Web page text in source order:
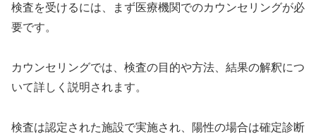
検査を受けるには、まず医療機関でのカウンセリングが必
要です。
カウンセリングでは、検査の目的や方法、結果の解釈につ
いて詳しく説明されます。
検査は認定された施設で実施され、陽性の場合は確定診断